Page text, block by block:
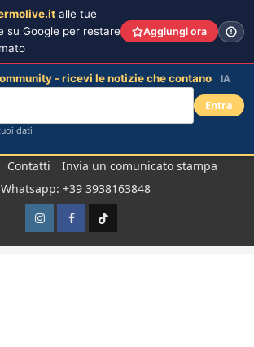
Contatti
Invia un comunicato stampa
Whatsapp: +39 3938163848
InstagramFacebook
TikTok
alle tue
su Google per restare
Aggiungi ora
- ricevi le notizie che contano IA
Entra
dati